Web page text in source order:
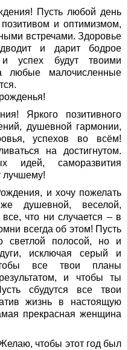
Пусть любой день
и оптимизмом,
встречами. Здоровье
и дарит бодрое
успех будут твоими
любые малочисленные
Яркого позитивного
душевной гармонии,
успехов во всём!
на достигнутом.
идей, саморазвития
лучшему!
и хочу пожелать
душевной, веселой,
что ни случается – в
всегда об этом! Пусть
светлой полосой, но и
исключая серый и
все твои планы
и чтобы ты
сбудутся все твои
жизнь в настоящую
прекрасная женщина
чтобы этот год был